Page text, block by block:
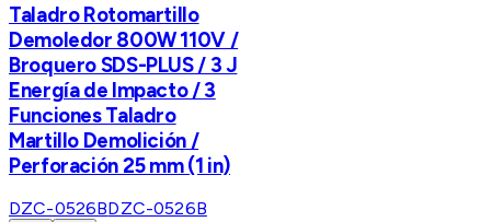
Taladro Rotomartillo
Demoledor 800W 110V /
Broquero SDS-PLUS / 3 J
Energía de Impacto / 3
Funciones Taladro
Martillo Demolición /
Perforación 25 mm (1 in)
DZC-0526BDZC-0526B